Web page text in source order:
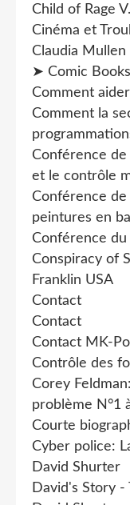
Child of Rage
Cinéma et
Claudia Mullen
➤ Comic Books
Comment
Comment la
Conférence de
et le contrôle
Conférence de
peintures en
Conférence du
Conspiracy of
Franklin USA
Contact
Contact
Contact MK-
Contrôle des
Corey
problème N°1
Courte
Cyber police:
David Shurter
David's Story -